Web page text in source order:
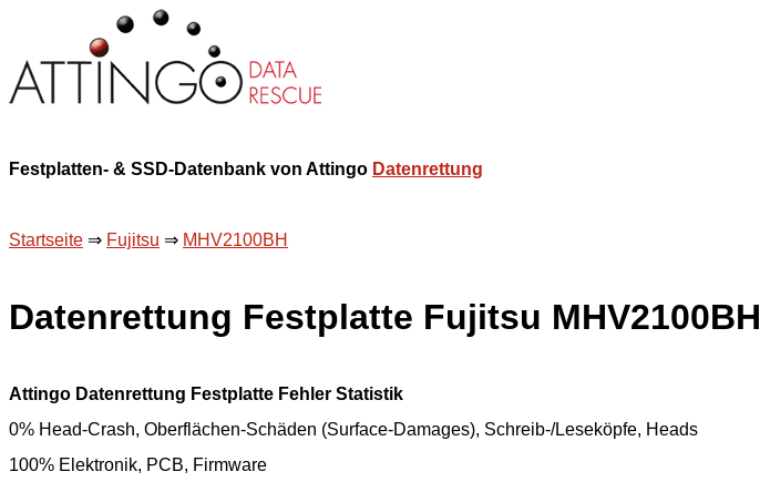
Festplatten- & SSD-Datenbank von Attingo Datenrettung
Startseite ⇒ Fujitsu ⇒ MHV2100BH
Datenrettung Festplatte Fujitsu MHV2100BH
Attingo Datenrettung Festplatte Fehler Statistik
0% Head-Crash, Oberflächen-Schäden (Surface-Damages), Schreib-/Leseköpfe, Heads
100% Elektronik, PCB, Firmware